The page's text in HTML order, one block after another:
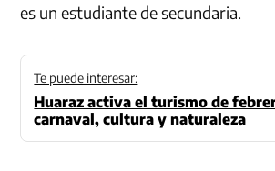
es un estudiante de secundaria.
Te puede interesar:
Huaraz activa el turismo de
carnaval, cultura y naturaleza